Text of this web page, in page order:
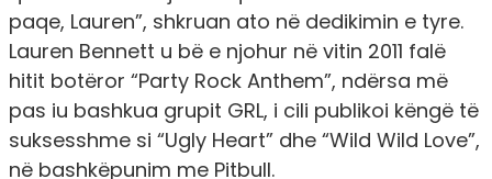
paqe, Lauren”, shkruan ato në dedikimin e tyre.
Lauren Bennett u bë e njohur në vitin 2011 falë
hitit botëror “Party Rock Anthem”, ndërsa më
pas iu bashkua grupit GRL, i cili publikoi këngë të
suksesshme si “Ugly Heart” dhe “Wild Wild Love”,
në bashkëpunim me Pitbull.